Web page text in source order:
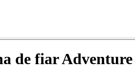
de fiar Adventure